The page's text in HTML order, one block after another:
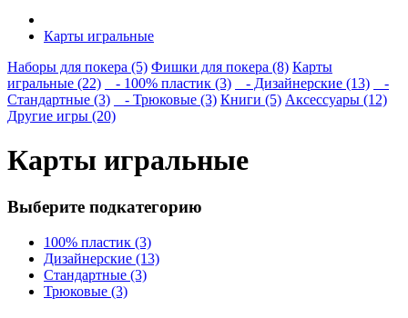
Карты игральные
Наборы для покера (5) Фишки для покера (8) Карты
игральные (22)
- 100% пластик (3) - Дизайнерские (13)
-
Стандартные (3)
- Трюковые (3) Книги (5) Аксессуары (12)
Другие игры (20)
Карты игральные
Выберите подкатегорию
100% пластик (3)
Дизайнерские (13)
Стандартные (3)
Трюковые (3)